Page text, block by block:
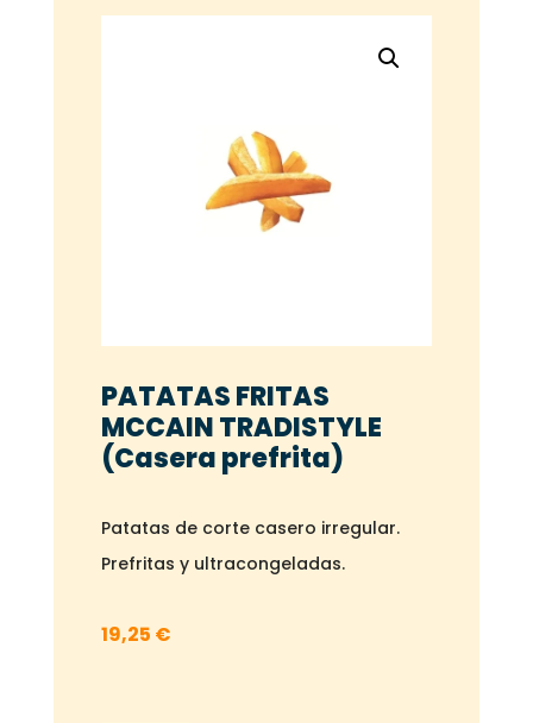
PATATAS FRITAS
MCCAIN TRADISTYLE
(Casera prefrita)
Patatas de corte casero irregular.
Prefritas y ultracongeladas.
19,25 €